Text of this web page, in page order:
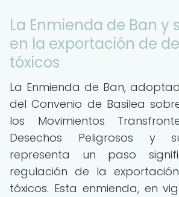
La Enmienda de Ban y
en la exportación de
tóxicos
La Enmienda de Ban,
del Convenio de Basilea
los Movimientos
Desechos Peligrosos y
representa un paso
regulación de la
tóxicos. Esta enmienda, en